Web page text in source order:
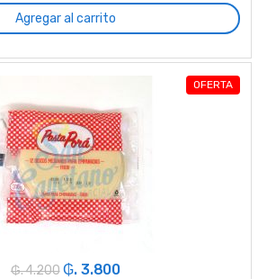
Agregar al carrito
OFERTA
₲. 4.200 ₲. 3.800